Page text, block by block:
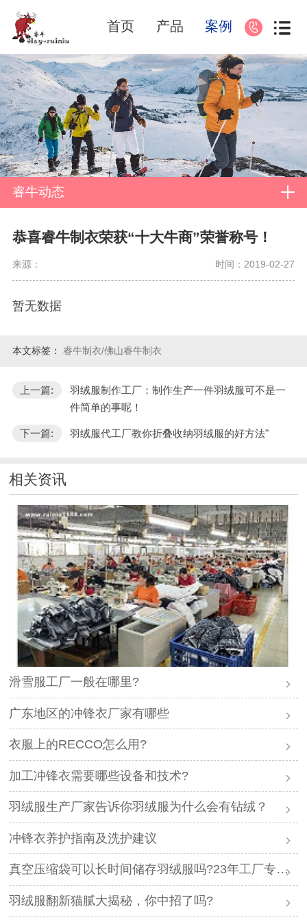
首页 产品 案例
睿牛动态
恭喜睿牛制衣荣获“十大牛商”荣誉称号！
来源： 时间：2019-02-27
暂无数据
本文标签： 睿牛制衣/佛山睿牛制衣
上一篇:
羽绒服制作工厂：制作生产一件羽绒服可不是一
件简单的事呢！
下一篇: 羽绒服代工厂教你折叠收纳羽绒服的好方法"
相关资讯
滑雪服工厂一般在哪里?
广东地区的冲锋衣厂家有哪些
衣服上的RECCO怎么用?
加工冲锋衣需要哪些设备和技术?
羽绒服生产厂家告诉你羽绒服为什么会有钻绒？
冲锋衣养护指南及洗护建议
真空压缩袋可以长时间储存羽绒服吗?23年工厂专业解答
羽绒服翻新猫腻大揭秘，你中招了吗?